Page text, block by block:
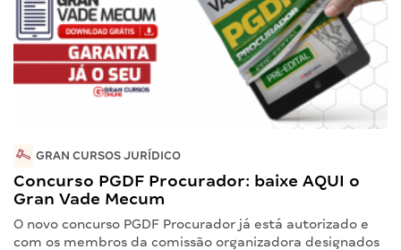
GRAN CURSOS JURÍDICO
Concurso PGDF Procurador: baixe AQUI o
Gran Vade Mecum
O novo concurso PGDF Procurador já está autorizado e
com os membros da comissão organizadora designados